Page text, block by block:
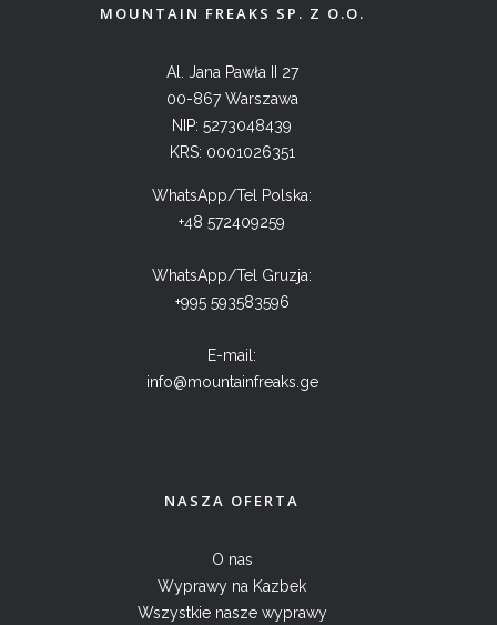
MOUNTAIN FREAKS SP. Z O.O.
Al. Jana Pawła II 27
00-867 Warszawa
NIP: 5273048439
KRS: 0001026351
WhatsApp/Tel Polska:
+48 572409259
WhatsApp/Tel Gruzja:
+995 593583596
E-mail:
info@mountainfreaks.ge
NASZA OFERTA
O nas
Wyprawy na Kazbek
Wszystkie nasze wyprawy